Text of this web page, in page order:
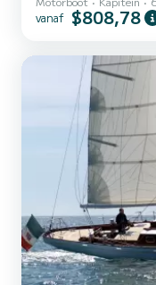
vanaf $808,78